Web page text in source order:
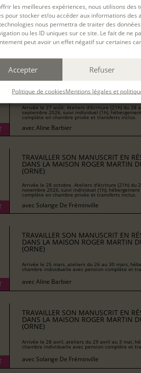
les meilleures expériences, nous utilisons des
pour stocker et/ou accéder aux informations des
nous permettra de traiter des
ou les ID uniques sur ce site. Le fait de ne
peut avoir un effet négatif sur certaines
Accepter Refuser
Politique de cookiesMentions légales et
TRAVAILLER SON MANUSCRIT EN
(ORNE)
Arrivée le 27 août. Ateliers d'écriture (21h) du 28
septembre 2026, suivi individuel (1h),
complète en chambre privée et transferts inclus.
avec Aline Barbier
TRAVAILLER SON MANUSCRIT EN
DANS LA MAISON ROGER MARTIN
(ORNE)
Arrivée le 28 octobre. Ateliers d'écriture (21h) du
novembre 2026, suivi individuel (1h),
complète en chambre privée et transferts inclus.
avec Solange De Fréminville
TRAVAILLER SON MANUSCRIT EN
DANS LA MAISON ROGER MARTIN
(ORNE)
Arrivée le 25 mars, ateliers du 26 au 30 mars,
chambre individuelle avec pension complète et
avec Aline Barbier
TRAVAILLER SON MANUSCRIT EN
DANS LA MAISON ROGER MARTIN
(ORNE)
Arrivée le 28 avril, ateliers du 29 avril au 3 mai,
chambre individuelle avec pension complète et
avec Solange De Fréminville